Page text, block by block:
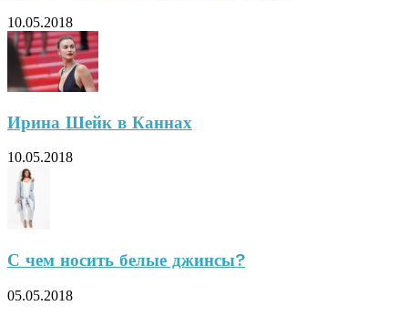
10.05.2018
Ирина Шейк в Каннах
10.05.2018
С чем носить белые джинсы?
05.05.2018